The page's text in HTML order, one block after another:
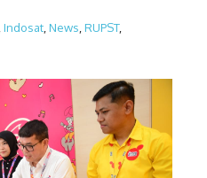
Indosat News RUPST,